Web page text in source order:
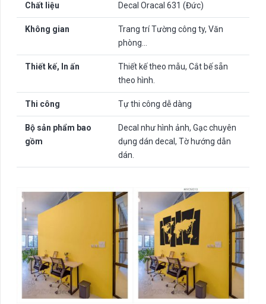
Chất liệu Decal Oracal 631 (Đức)
Không gian
Trang trí Tường công ty, Văn
phòng…
Thiết kế, In ấn
Thiết kế theo mẫu, Cắt bế sẵn
theo hình.
Thi công Tự thi công dễ dàng
Bộ sản phẩm bao
gồm
Decal như hình ảnh, Gạc chuyên
dụng dán decal, Tờ hướng dẫn
dán.